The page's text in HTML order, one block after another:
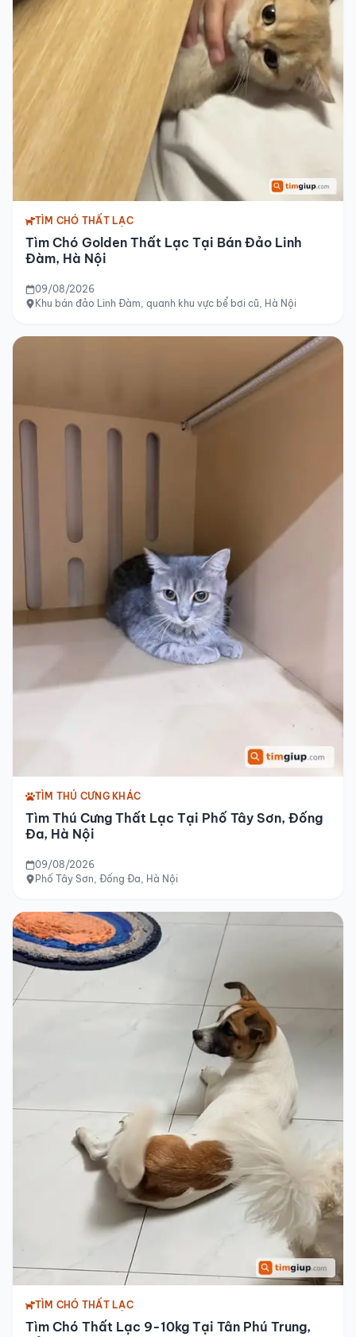
TÌM CHÓ THẤT LẠC
Tìm Chó Golden Thất Lạc Tại Bán Đảo Linh
Đàm, Hà Nội
09/08/2026
Khu bán đảo Linh Đàm, quanh khu vực bể bơi cũ, Hà Nội
TÌM THÚ CƯNG KHÁC
Tìm Thú Cưng Thất Lạc Tại Phố Tây Sơn, Đống
Đa, Hà Nội
09/08/2026
Phố Tây Sơn, Đống Đa, Hà Nội
TÌM CHÓ THẤT LẠC
Tìm Chó Thất Lạc 9-10kg Tại Tân Phú Trung,